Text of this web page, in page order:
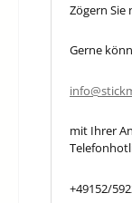
Zögern
Gerne
mit Ihrer
+49152/